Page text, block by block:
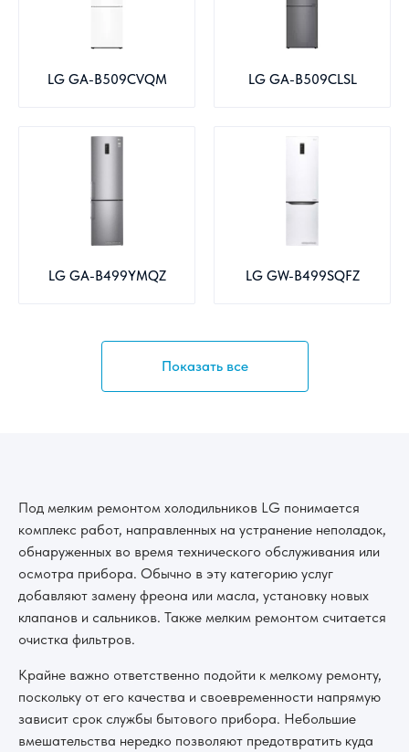
LG GA-B509CVQM LG GA-B509CLSL
LG GA-B499YMQZ LG GW-B499SQFZ
Показать все
Под мелким ремонтом холодильников LG понимается
комплекс работ, направленных на устранение неполадок,
обнаруженных во время технического обслуживания или
осмотра прибора. Обычно в эту категорию услуг
добавляют замену фреона или масла, установку новых
клапанов и сальников. Также мелким ремонтом считается
очистка фильтров.
Крайне важно ответственно подойти к мелкому ремонту,
поскольку от его качества и своевременности напрямую
зависит срок службы бытового прибора. Небольшие
вмешательства нередко позволяют предотвратить куда